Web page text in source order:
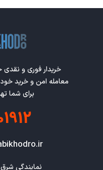
خریدار فوری و
معامله امن و خرید
برای شما